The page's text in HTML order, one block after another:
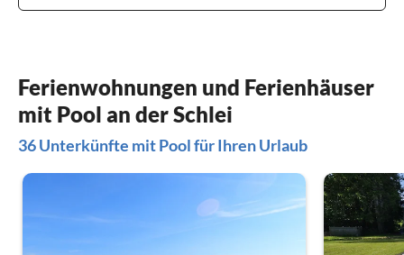
Ferienwohnungen und Ferienhäuser
mit Pool an der Schlei
36 Unterkünfte mit Pool für Ihren Urlaub